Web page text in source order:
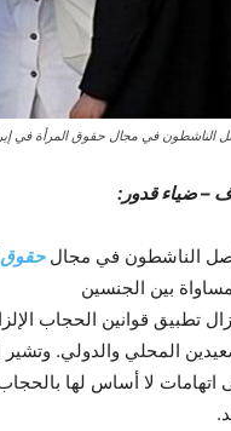
الناشطون في مجال حقوق المرأة في
– ضياء قدور:
الناشطون في مجال حقوق
بين الجنسين
تطبيق قوانين الحجاب
المحلي والدولي. وتشير
اتهامات لا أساس لها